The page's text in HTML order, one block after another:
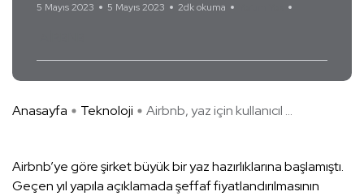
5 Mayıs 2023 5 Mayıs 2023 2dk okuma
Anasayfa Teknoloji Airbnb, yaz için kullanıcıl ...
Airbnb’ye göre şirket büyük bir yaz hazırlıklarına başlamıştı.
Geçen yıl yapıla açıklamada şeffaf fiyatlandırılmasının